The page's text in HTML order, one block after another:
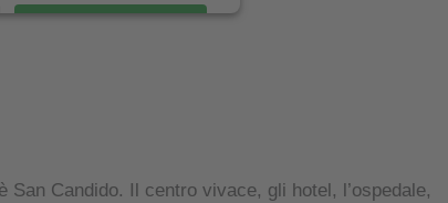
Candido. Il centro vivace, gli hotel, l’ospedale,